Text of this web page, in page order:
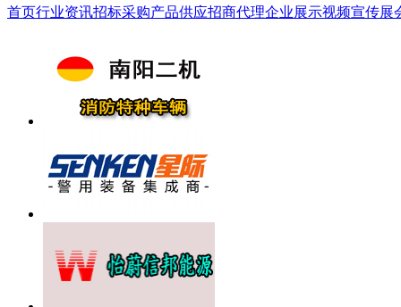
首页行业资讯招标采购产品供应招商代理企业展示视频宣传展